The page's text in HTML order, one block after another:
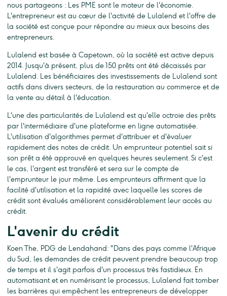
nous partageons : Les PME sont le moteur de l'économie.
L'entrepreneur est au cœur de l'activité de Lulalend et l'offre de
la société est conçue pour répondre au mieux aux besoins des
entrepreneurs.
Lulalend est basée à Capetown, où la société est active depuis
2014. Jusqu'à présent, plus de 150 prêts ont été décaissés par
Lulalend. Les bénéficiaires des investissements de Lulalend sont
actifs dans divers secteurs, de la restauration au commerce et de
la vente au détail à l'éducation.
L'une des particularités de Lulalend est qu'elle octroie des prêts
par l'intermédiaire d'une plateforme en ligne automatisée.
L'utilisation d'algorithmes permet d'attribuer et d'évaluer
rapidement des notes de crédit. Un emprunteur potentiel sait si
son prêt a été approuvé en quelques heures seulement. Si c'est
le cas, l'argent est transféré et sera sur le compte de
l'emprunteur le jour même. Les emprunteurs affirment que la
facilité d'utilisation et la rapidité avec laquelle les scores de
crédit sont évalués améliorent considérablement leur accès au
crédit.
L'avenir du crédit
Koen The, PDG de Lendahand: "Dans des pays comme l'Afrique
du Sud, les demandes de crédit peuvent prendre beaucoup trop
de temps et il s'agit parfois d'un processus très fastidieux. En
automatisant et en numérisant le processus, Lulalend fait tomber
les barrières qui empêchent les entrepreneurs de développer